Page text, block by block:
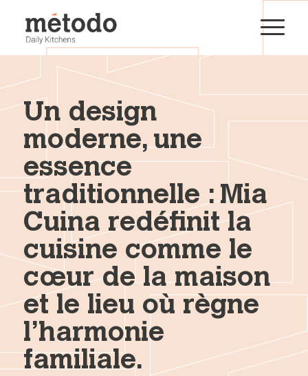
Un design
moderne, une
essence
traditionnelle : Mia
Cuina redéfinit la
cuisine comme le
cœur de la maison
et le lieu où règne
l’harmonie
familiale.